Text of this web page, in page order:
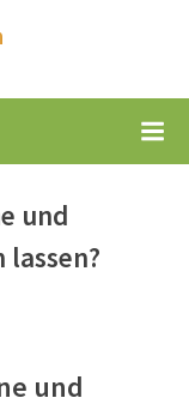
und
und